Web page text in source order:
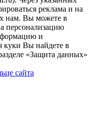
реклама и на
нам. Вы можете в
персонализацию
и
куки Вы найдете в
«Защита данных»
сайта